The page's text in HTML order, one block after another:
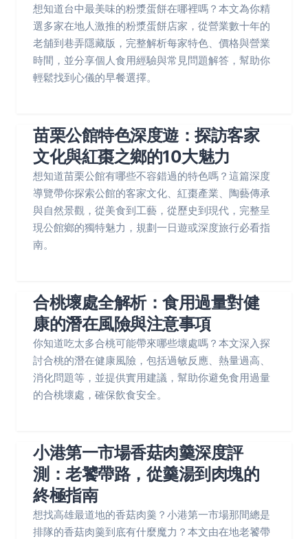
想知道台中最美味的粉漿蛋餅在哪裡嗎？本文為你精
選多家在地人激推的粉漿蛋餅店家，從營業數十年的
老舖到巷弄隱藏版，完整解析每家特色、價格與營業
時間，並分享個人食用經驗與常見問題解答，幫助你
輕鬆找到心儀的早餐選擇。
苗栗公館特色深度遊：探訪客家
文化與紅棗之鄉的10大魅力
想知道苗栗公館有哪些不容錯過的特色嗎？這篇深度
導覽帶你探索公館的客家文化、紅棗產業、陶藝傳承
與自然景觀，從美食到工藝，從歷史到現代，完整呈
現公館鄉的獨特魅力，規劃一日遊或深度旅行必看指
南。
合桃壞處全解析：食用過量對健
康的潛在風險與注意事項
你知道吃太多合桃可能帶來哪些壞處嗎？本文深入探
討合桃的潛在健康風險，包括過敏反應、熱量過高、
消化問題等，並提供實用建議，幫助你避免食用過量
的合桃壞處，確保飲食安全。
小港第一市場香菇肉羹深度評
測：老饕帶路，從羹湯到肉塊的
終極指南
想找高雄最道地的香菇肉羹？小港第一市場那間總是
排隊的香菇肉羹到底有什麼魔力？本文由在地老饕帶